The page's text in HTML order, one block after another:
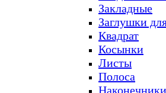
Закладные
Заглушки
Квадрат
Косынки
Листы
Полоса